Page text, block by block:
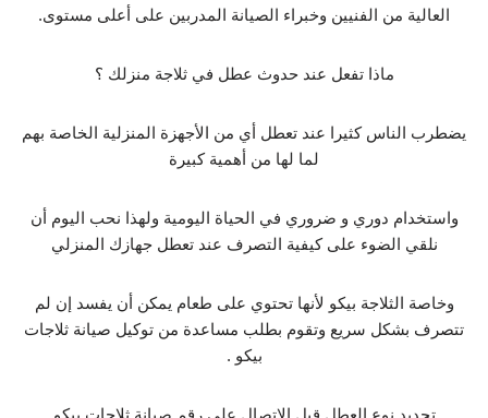
العالية من الفنيين وخبراء الصيانة المدربين على أعلى مستوى.
ماذا تفعل عند حدوث عطل في ثلاجة منزلك ؟
يضطرب الناس كثيرا عند تعطل أي من الأجهزة المنزلية الخاصة بهم
لما لها من أهمية كبيرة
واستخدام دوري و ضروري في الحياة اليومية ولهذا نحب اليوم أن
نلقي الضوء على كيفية التصرف عند تعطل جهازك المنزلي
وخاصة الثلاجة بيكو لأنها تحتوي على طعام يمكن أن يفسد إن لم
تتصرف بشكل سريع وتقوم بطلب مساعدة من توكيل صيانة ثلاجات
بيكو .
تحديد نوع العطل قبل الاتصال على رقم صيانة ثلاجات بيكو